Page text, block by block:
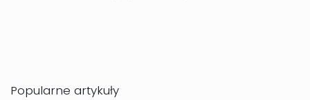
Popularne artykuły